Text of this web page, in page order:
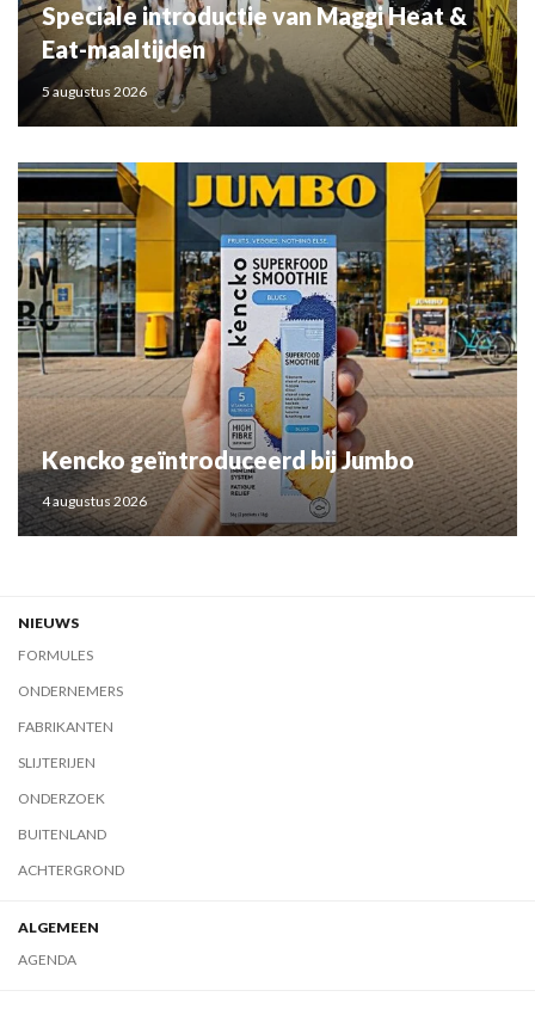
Speciale introductie van Maggi Heat &
Eat-maaltijden
5 augustus 2026
Kencko geïntroduceerd bij Jumbo
4 augustus 2026
NIEUWS
FORMULES
ONDERNEMERS
FABRIKANTEN
SLIJTERIJEN
ONDERZOEK
BUITENLAND
ACHTERGROND
ALGEMEEN
AGENDA